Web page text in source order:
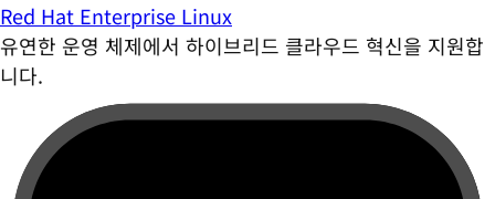
Red Hat Enterprise Linux
유연한 운영 체제에서 하이브리드 클라우드 혁신을 지원합
니다.